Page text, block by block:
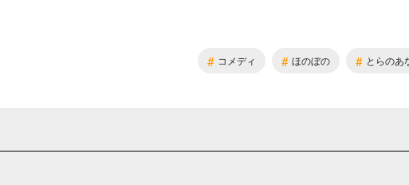
# コメディ # ほのぼの # とらのあ